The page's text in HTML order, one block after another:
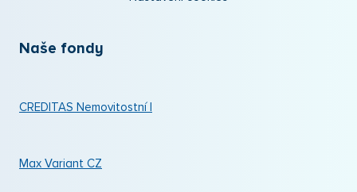
Naše fondy
CREDITAS Nemovitostní I
Max Variant CZ